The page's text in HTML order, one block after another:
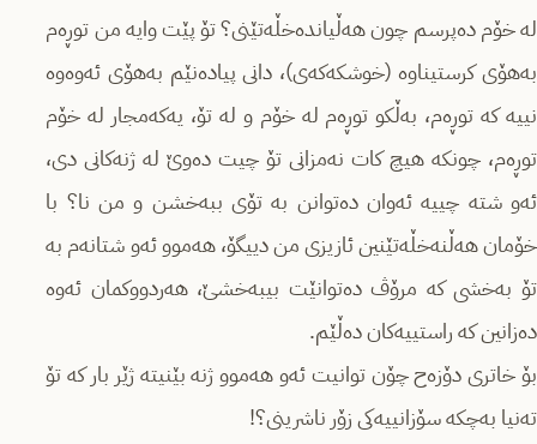
لە خۆم دەپرسم چون هەڵیاندەخڵەتێنی؟ تۆ پێت وایە من توڕەم
بەهۆی كرستیناوە (خوشكەكەی)، دانی پیادەنێم بەهۆی ئەوەوە
نییە كە توڕەم، بەڵكو توڕەم لە خۆم و لە تۆ، یەكەمجار لە خۆم
توڕەم، چونكە هیچ كات نەمزانی تۆ چیت دەوێ‌ لە ژنەكانی دی،
ئەو شتە چییە ئەوان دەتوانن بە تۆی ببەخشن و من نا؟ با
خۆمان هەڵنەخڵەتێنین ئازیزی من دییگۆ، هەموو ئەو شتانەم بە
تۆ بەخشی كە مرۆڤ دەتوانێت بیبەخشێ‌، هەردووكمان ئەوە
دەزانین كە راستییەكان دەڵێم.
بۆ خاتری دۆزەح چۆن توانیت ئەو هەموو ژنە بێنیتە ژێر بار كە تۆ
تەنیا بەچكە سۆزانییەكی زۆر ناشرینی؟!